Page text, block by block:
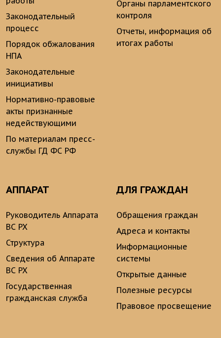
Законодательный
процесс
Порядок обжалования
НПА
Законодательные
инициативы
Нормативно-правовые
акты признанные
недействующими
По материалам пресс-
службы ГД ФС РФ
Органы парламентского
контроля
Отчеты, информация об
итогах работы
АППАРАТ
Руководитель Аппарата
ВС РХ
Структура
Сведения об Аппарате
ВС РХ
Государственная
гражданская служба
ДЛЯ ГРАЖДАН
Обращения граждан
Адреса и контакты
Информационные
системы
Открытые данные
Полезные ресурсы
Правовое просвещение